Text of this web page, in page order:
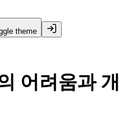
theme
어려움과 개